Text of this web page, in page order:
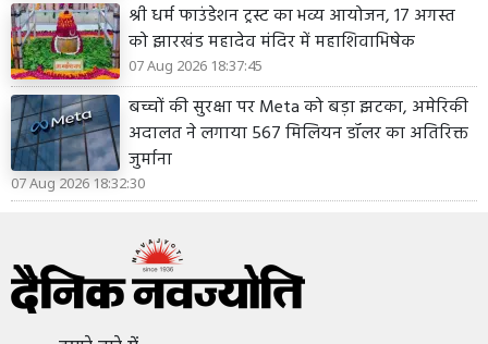
श्री धर्म फाउंडेशन ट्रस्ट का भव्य आयोजन, 17 अगस्त
को झारखंड महादेव मंदिर में महाशिवाभिषेक
07 Aug 2026 18:37:45
बच्चों की सुरक्षा पर Meta को बड़ा झटका, अमेरिकी
अदालत ने लगाया 567 मिलियन डॉलर का अतिरिक्त
जुर्माना
07 Aug 2026 18:32:30